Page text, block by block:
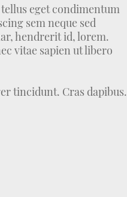
eget condimentum
sem neque sed
hendrerit id, lorem.
vitae sapien ut libero
tincidunt. Cras dapibus.